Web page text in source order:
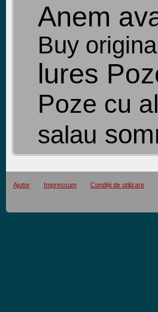
Anem
Buy
lures
Poze cu
salau
Ajutor Impressum
Condiții de utilizare